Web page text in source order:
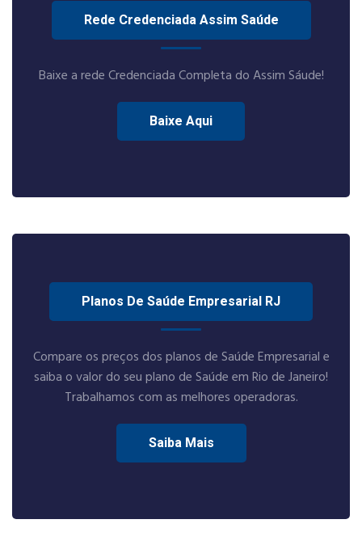
Rede Credenciada Assim Saúde
Baixe a rede Credenciada Completa do Assim Sáude!
Baixe Aqui
Planos De Saúde Empresarial RJ
Compare os preços dos planos de Saúde Empresarial e
saiba o valor do seu plano de Saúde em Rio de Janeiro!
Trabalhamos com as melhores operadoras.
Saiba Mais